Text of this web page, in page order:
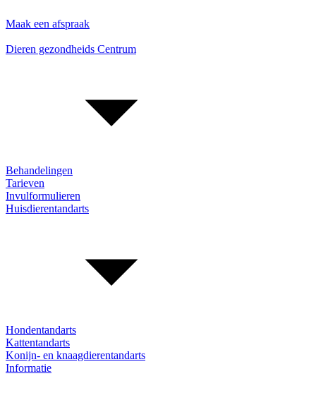
Maak een afspraak
Dieren gezondheids Centrum
Behandelingen
Tarieven
Invulformulieren
Huisdierentandarts
Hondentandarts
Kattentandarts
Konijn- en knaagdierentandarts
Informatie